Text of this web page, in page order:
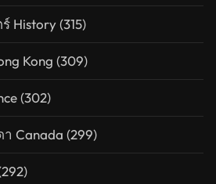
History(315)
Kong (309)
(302)
Canada (299)